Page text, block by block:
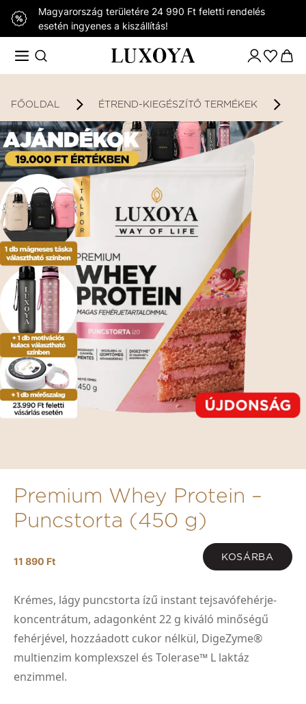
Magyarország területére 24 990 Ft feletti rendelés
esetén ingyenes a kiszállítás!
FŐOLDAL ÉTREND-KIEGÉSZÍTŐ TERMÉKEK
Premium Whey Protein –
Puncstorta (450 g)
11 890 Ft KOSÁRBA
Krémes, lágy puncstorta ízű instant tejsavófehérje-
koncentrátum, adagonként 22 g kiváló minőségű
fehérjével, hozzáadott cukor nélkül, DigeZyme®
multienzim komplexszel és Tolerase™ L laktáz
enzimmel.